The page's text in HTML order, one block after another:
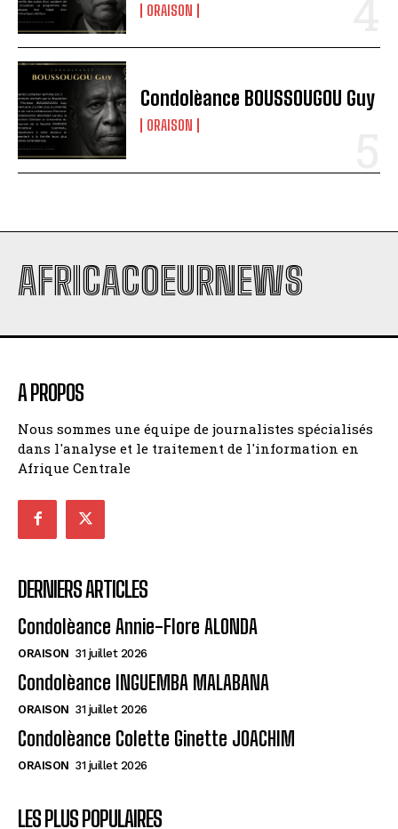
ORAISON
Condolèance BOUSSOUGOU Guy
ORAISON
AFRICACOEURNEWS
A PROPOS
Nous sommes une équipe de journalistes spécialisés
dans l'analyse et le traitement de l'information en
Afrique Centrale
DERNIERS ARTICLES
Condolèance Annie-Flore ALONDA
ORAISON 31 juillet 2026
Condolèance INGUEMBA MALABANA
ORAISON 31 juillet 2026
Condolèance Colette Ginette JOACHIM
ORAISON 31 juillet 2026
LES PLUS POPULAIRES